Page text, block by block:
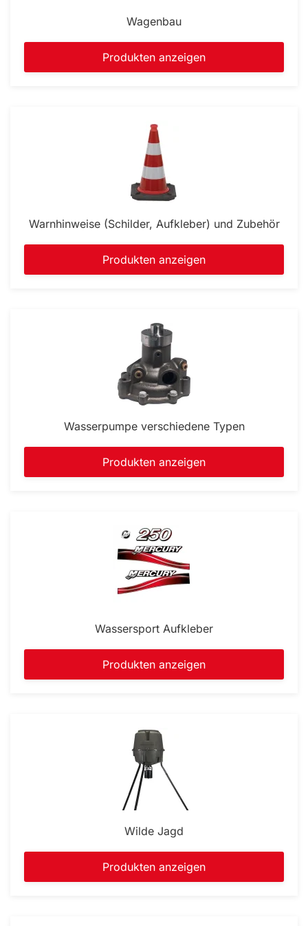
Wagenbau
Produkten anzeigen
Warnhinweise (Schilder, Aufkleber) und Zubehör
Produkten anzeigen
Wasserpumpe verschiedene Typen
Produkten anzeigen
Wassersport Aufkleber
Produkten anzeigen
Wilde Jagd
Produkten anzeigen